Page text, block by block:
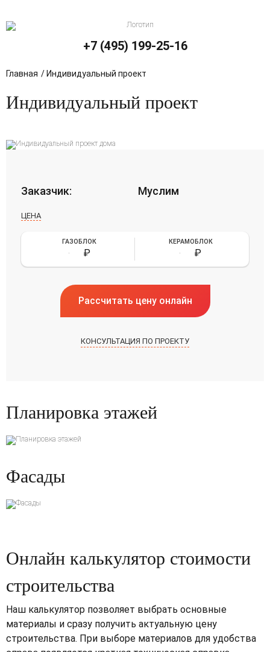
+7 (495) 199-25-16
Главная / Индивидуальный проект
Индивидуальный проект
Заказчик: Муслим
ЦЕНА
ГАЗОБЛОК
- - -
₽
КЕРАМОБЛОК
- - -
₽
Рассчитать цену онлайн
КОНСУЛЬТАЦИЯ ПО ПРОЕКТУ
Планировка этажей
Фасады
Онлайн калькулятор стоимости
строительства
Наш калькулятор позволяет выбрать основные
материалы и сразу получить актуальную цену
строительства. При выборе материалов для удобства